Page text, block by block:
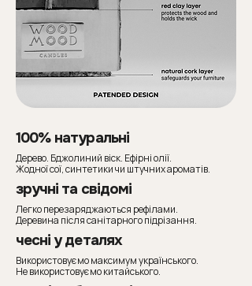
100% натуральні
Дерево. Бджолиний віск. Ефірні олії.
Жодної сої, синтетики чи штучних ароматів.
зручні та свідомі
​Легко перезаряджаються рефілами.
Деревина після санітарного підрізання.
чесні у деталях
Використовуємо максимум українського.
Не використовуємо китайського.